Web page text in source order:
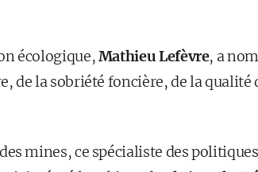
écologique,Mathieu Lefèvre, a
de la sobriété foncière, de la qualité
mines, ce spécialiste des